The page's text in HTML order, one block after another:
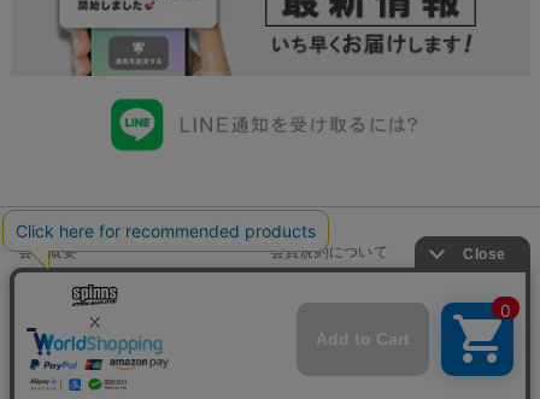
会社概要 会員規約について
店舗一覧
特定商取引法に基づく表示 古物商許可申請番号一覧
お問い合わせ